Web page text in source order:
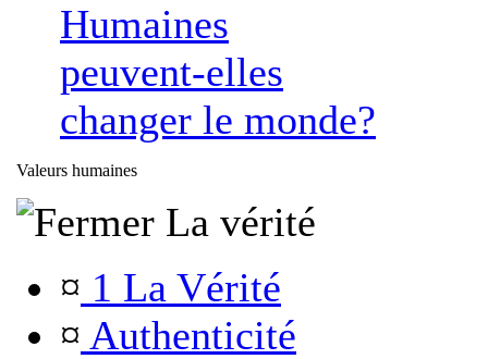
Humaines
peuvent-elles
changer le monde?
Valeurs humaines
La vérité
¤ 1 La Vérité
¤ Authenticité